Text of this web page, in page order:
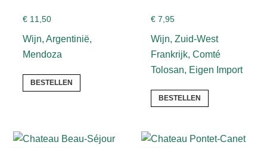
€ 11,50
Wijn, Argentinië,
Mendoza
BESTELLEN
€7,95
Wijn, Zuid-West
Frankrijk, Comté
Tolosan, Eigen Import
BESTELLEN